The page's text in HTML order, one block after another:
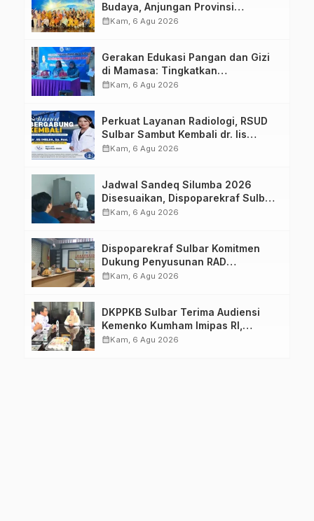
Budaya, Anjungan Provinsi
Sulawesi Barat Perkuat Kolaborasi
calendar_monthKam, 6 Agu 2026
Gerakan Edukasi Pangan dan Gizi
di Mamasa: Tingkatkan
Pengetahuan dan Keterampilan
calendar_monthKam, 6 Agu 2026
Perkuat Layanan Radiologi, RSUD
Sulbar Sambut Kembali dr. Iis
Imelda, Sp.Rad
calendar_monthKam, 6 Agu 2026
Jadwal Sandeq Silumba 2026
Disesuaikan, Dispoparekraf Sulbar
Pastikan Persiapan Tetap
calendar_monthKam, 6 Agu 2026
Dispoparekraf Sulbar Komitmen
Dukung Penyusunan RAD
TPB/SDGs Sulawesi Barat
calendar_monthKam, 6 Agu 2026
DKPPKB Sulbar Terima Audiensi
Kemenko Kumham Imipas RI,
Perkuat Pelayanan Kesehatan bagi
calendar_monthKam, 6 Agu 2026